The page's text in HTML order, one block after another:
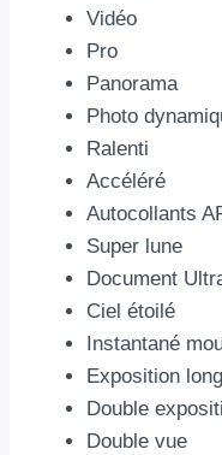
Vidéo
Pro
Panorama
Photo
Ralenti
Accéléré
Autocollants
Super lune
Document
Ciel étoilé
Instantané
Exposition
Double
Double vue